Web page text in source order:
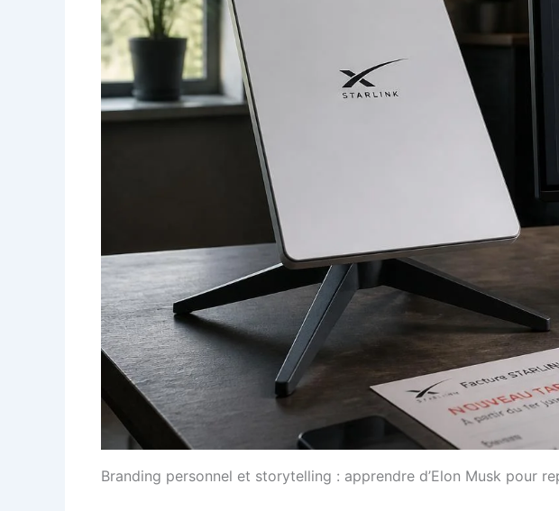
Branding personnel et storytelling : apprendre d’Elon Musk pour